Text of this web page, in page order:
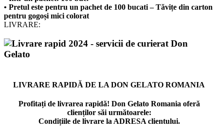
• Pretul este pentru un pachet de 100 bucati – Tăvițe din carton
pentru gogoși mici colorat
LIVRARE:
LIVRARE RAPIDĂ DE LA DON GELATO ROMANIA
Profitați de livrarea rapidă! Don Gelato Romania oferă
clienților săi următoarele:
Condițiile de livrare la ADRESA clientului.